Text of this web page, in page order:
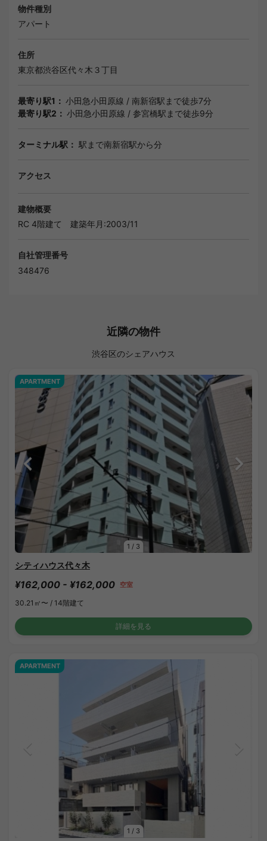
物件種別
アパート
住所
東京都渋谷区代々木３丁目
最寄り駅1： 小田急小田原線 / 南新宿駅 まで徒歩7分
最寄り駅2： 小田急小田原線 / 参宮橋駅 まで徒歩9分
ターミナル駅： 駅まで南新宿駅から分
アクセス
建物概要
RC 4階建て
建築年月:2003/11
自社管理番号
348476
近隣の物件
渋谷区のシェアハウス
1 / 3
APARTMENT
シティハウス代々木
¥162,000 - ¥162,000 空室
30.21㎡〜 / 14階建て
詳細を見る
1 / 3
APARTMENT